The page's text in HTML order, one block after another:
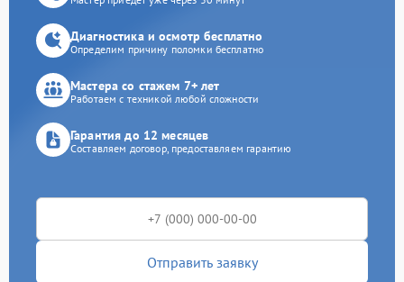
Диагностика и осмотр бесплатно
Определим причину поломки бесплатно
Мастера со стажем 7+ лет
Работаем с техникой любой сложности
Гарантия до 12 месяцев
Составляем договор, предоставляем гарантию
Отправить заявку